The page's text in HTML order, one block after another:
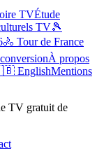
TVÉtude
TV🎾
🚴 Tour de France
À propos
EnglishMentions
TV gratuit de